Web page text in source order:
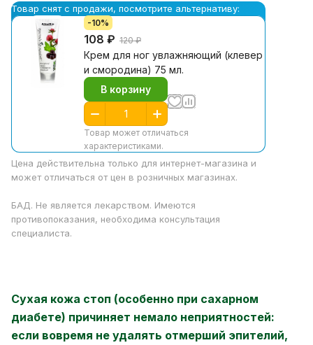
Товар снят с продажи, посмотрите альтернативу:
-10%
108 ₽ 120 ₽
Крем для ног увлажняющий (клевер
и смородина) 75 мл.
В корзину
Товар может отличаться
характеристиками.
Цена действительна только для интернет-магазина и
может отличаться от цен в розничных магазинах.
БАД. Не является лекарством. Имеются
противопоказания, необходима консультация
специалиста.
Сухая кожа стоп (особенно при сахарном
диабете) причиняет немало неприятностей:
если вовремя не удалять отмерший эпителий,